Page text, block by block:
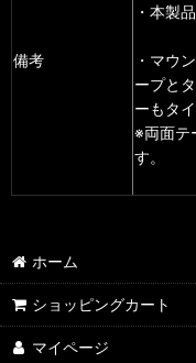
備考
・本製
・マウ
ープと
ーもタ
※両面テ
す。
ホーム
ショッピングカート
マイページ